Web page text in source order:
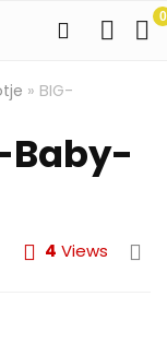
0
» BIG-
Baby-
4 Views